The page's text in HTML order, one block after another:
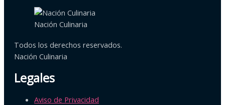
Nación Culinaria
Todos los derechos reservados.
Nación Culinaria
Legales
Aviso de Privacidad